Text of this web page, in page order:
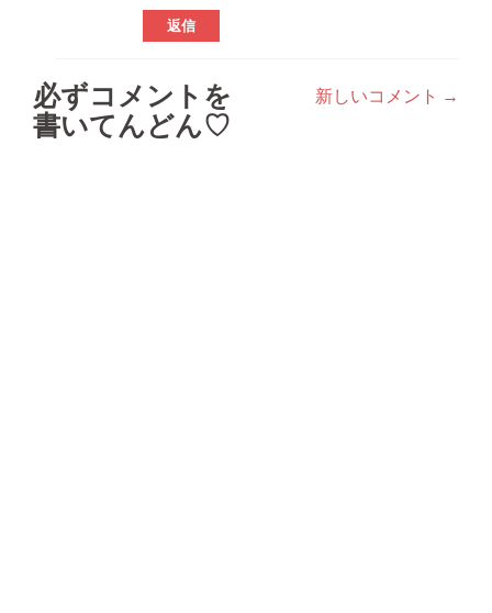
返信
コ
メ
新しいコメント →
必ずコメントを
書いてんどん♡